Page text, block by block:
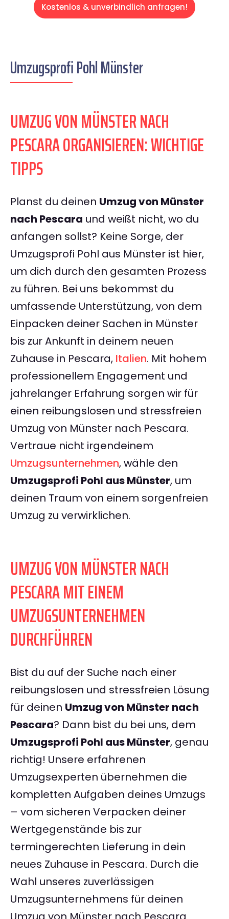
Kostenlos & unverbindlich anfragen!
Umzugsprofi Pohl Münster
UMZUG VON MÜNSTER NACH
PESCARA ORGANISIEREN: WICHTIGE
TIPPS
Planst du deinen Umzug von Münster
nach Pescara und weißt nicht, wo du
anfangen sollst? Keine Sorge, der
Umzugsprofi Pohl aus Münster ist hier,
um dich durch den gesamten Prozess
zu führen. Bei uns bekommst du
umfassende Unterstützung, von dem
Einpacken deiner Sachen in Münster
bis zur Ankunft in deinem neuen
Zuhause in Pescara, Italien. Mit hohem
professionellem Engagement und
jahrelanger Erfahrung sorgen wir für
einen reibungslosen und stressfreien
Umzug von Münster nach Pescara.
Vertraue nicht irgendeinem
Umzugsunternehmen, wähle den
Umzugsprofi Pohl aus Münster, um
deinen Traum von einem sorgenfreien
Umzug zu verwirklichen.
UMZUG VON MÜNSTER NACH
PESCARA MIT EINEM
UMZUGSUNTERNEHMEN
DURCHFÜHREN
Bist du auf der Suche nach einer
reibungslosen und stressfreien Lösung
für deinen Umzug von Münster nach
Pescara? Dann bist du bei uns, dem
Umzugsprofi Pohl aus Münster, genau
richtig! Unsere erfahrenen
Umzugsexperten übernehmen die
kompletten Aufgaben deines Umzugs
– vom sicheren Verpacken deiner
Wertgegenstände bis zur
termingerechten Lieferung in dein
neues Zuhause in Pescara. Durch die
Wahl unseres zuverlässigen
Umzugsunternehmens für deinen